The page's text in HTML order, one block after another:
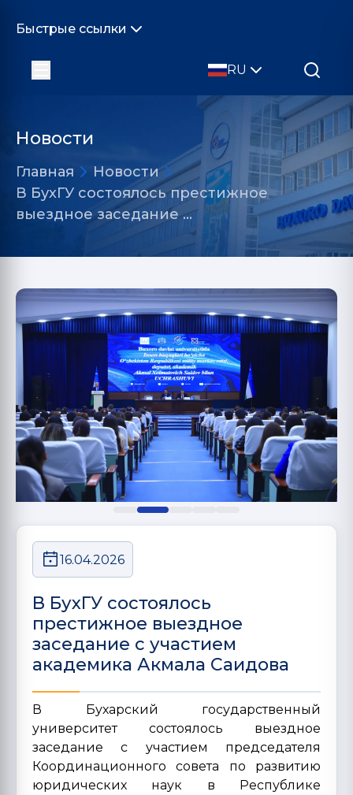
Быстрые ссылки
RU
Новости
Главная
Новости
В БухГУ состоялось престижное
выездное заседание …
16.04.2026
В БухГУ состоялось
престижное выездное
заседание с участием
академика Акмала Саидова
В Бухарский государственный
университет состоялось выездное
заседание с участием председателя
Координационного совета по развитию
юридических наук в Республике